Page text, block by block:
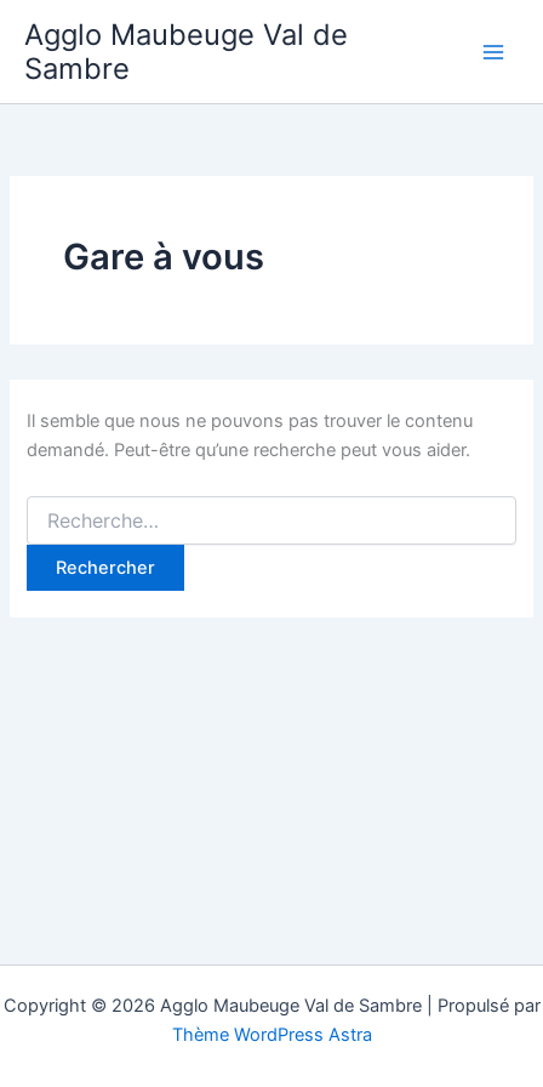
contenu
Agglo Maubeuge Val de
Sambre
Gare à vous
Il semble que nous ne pouvons pas trouver le contenu
demandé. Peut-être qu’une recherche peut vous aider.
Rechercher :
Copyright © 2026 Agglo Maubeuge Val de Sambre | Propulsé par
Thème WordPress Astra